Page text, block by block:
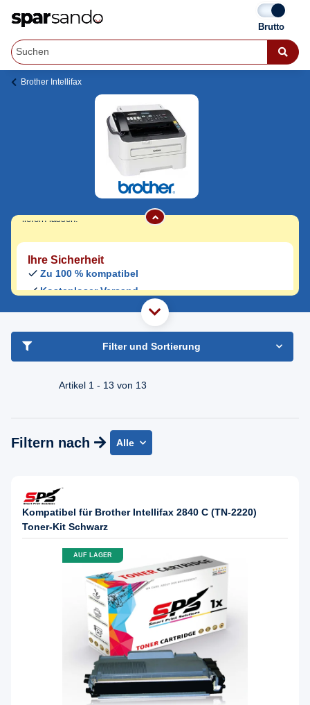
Brother Intellifax
Brother Intellifax 2840 C Toner
Jetzt originale & kompatible Brother Intellifax
günstig bei Sparsando
Den Druckerhersteller und das Druckermodell auf Sparsando.de
liefern lassen.
Ihre Sicherheit
Zu 100 % kompatibel
Kostenloser Versand
haben Sie Frage?
Freundlicher Support & Beratung
Mo - Fr. 08.00 - 16:30 Uhr
Filter und Sortierung
Artikel 1 - 13 von 13
Filtern nach Alle
Kompatibel für Brother Intellifax 2840 C (TN-2220)
Toner-Kit Schwarz
AUF LAGER